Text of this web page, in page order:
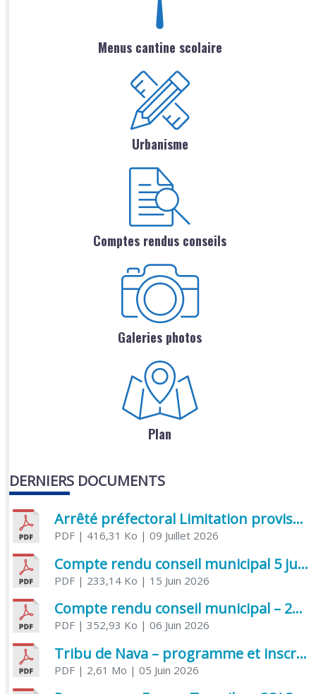
Menus cantine scolaire
Urbanisme
Comptes rendus conseils
Galeries photos
Plan
DERNIERS DOCUMENTS
Arrêté préfectoral Limitation provisoire des usages de l’eau
PDF| 416,31 Ko | 09 Juillet 2026
Compte rendu conseil municipal 5 juin 2026 sénatoriale
PDF| 233,14 Ko | 15 Juin 2026
Compte rendu conseil municipal – 21 avril 2026
PDF| 352,93 Ko | 06 Juin 2026
Tribu de Nava – programme et inscriptions été 2026
PDF| 2,61 Mo | 05 Juin 2026